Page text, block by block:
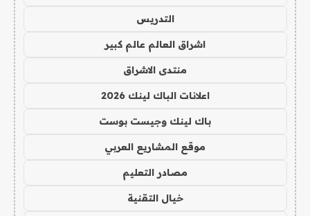
التدريس
اشراق العالم عالم كبير
منتدى الاشراق
اعلانات الباك لينك 2026
باك لينك وجيست بوست
موقع المشاريع العربي
مصادر التعليم
خيال التقنية